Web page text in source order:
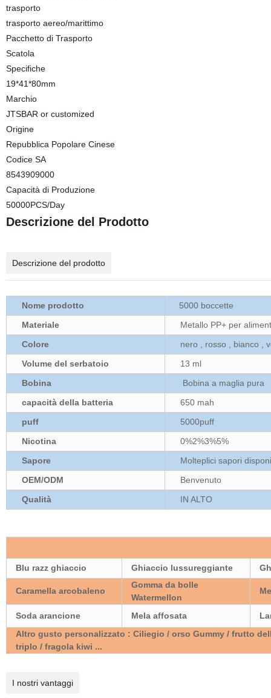
trasporto
trasporto aereo/marittimo
Pacchetto di Trasporto
Scatola
Specifiche
19*41*80mm
Marchio
JTSBAR or customized
Origine
Repubblica Popolare Cinese
Codice SA
8543909000
Capacità di Produzione
50000PCS/Day
Descrizione del Prodotto
Descrizione del prodotto
Nome prodotto
5000 boccette
Materiale
Metallo PP+ per
Colore
nero , rosso , bianco ,
Volume del serbatoio
13 ml
Bobina
Bobina a maglia pura
capacità della batteria
650 mah
puff
5000puff
Nicotina
0%2%3%5%
Sapore
Molteplici sapori
OEM/ODM
Benvenuto
Qualità
IN ALTO
Blu razz ghiaccio Ghiaccio lussureggiante
Caramella arcobaleno
Gomma da bolle
Watermellon
Soda arancione Mela affosata
Altro gusto personalizzato : Ciliegio / orso Gummy / frutto
triplo / fragola kiwi ...
I nostri vantaggi